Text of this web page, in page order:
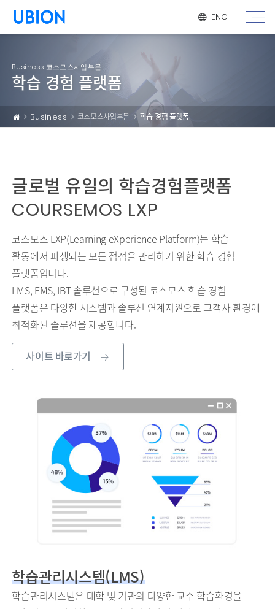
메뉴 건너 뛰기
ENG
Business 코스모스사업부문
학습 경험 플랫폼
Business 코스모스사업부문 학습 경험 플랫폼
글로벌 유일의 학습경험플랫폼
COURSEMOS LXP
코스모스 LXP(Learning eXperience Platform)는 학습
활동에서 파생되는 모든 접점을 관리하기 위한 학습 경험
플랫폼입니다.
LMS, EMS, IBT 솔루션으로 구성된 코스모스 학습 경험
플랫폼은 다양한 시스템과 솔루션 연계지원으로 고객사 환경에
최적화된 솔루션을 제공합니다.
사이트 바로가기
학습관리시스템(LMS)
학습관리시스템은 대학 및 기관의 다양한 교수 학습환경을